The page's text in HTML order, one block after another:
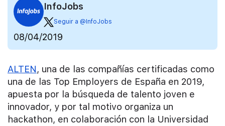
InfoJobs
Seguir a @InfoJobs
08/04/2019
ALTEN, una de las compañías certificadas como
una de las Top Employers de España en 2019,
apuesta por la búsqueda de talento joven e
innovador, y por tal motivo organiza un
hackathon, en colaboración con la Universidad